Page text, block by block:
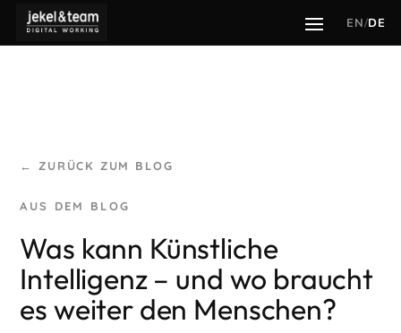
EN/DE
← ZURÜCK ZUM BLOG
Was kann Künstliche
Intelligenz – und wo braucht
es weiter den Menschen?